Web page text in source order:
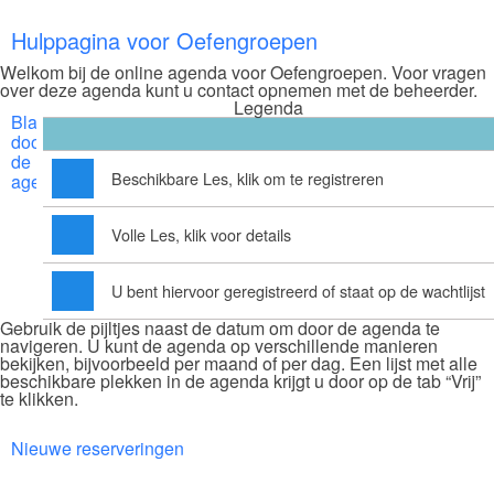
Hulppagina voor Oefengroepen
Welkom bij de online agenda voor Oefengroepen. Voor vragen
over deze agenda kunt u contact opnemen met de beheerder.
Legenda
Beschikbare Les, klik om te registreren
Volle Les, klik voor details
U bent hiervoor geregistreerd of staat op de wachtlijst
Bladeren
door
de
agenda
Gebruik de pijltjes naast de datum om door de agenda te
navigeren. U kunt de agenda op verschillende manieren
bekijken, bijvoorbeeld per maand of per dag. Een lijst met alle
beschikbare plekken in de agenda krijgt u door op de tab “Vrij”
te klikken.
Nieuwe reserveringen